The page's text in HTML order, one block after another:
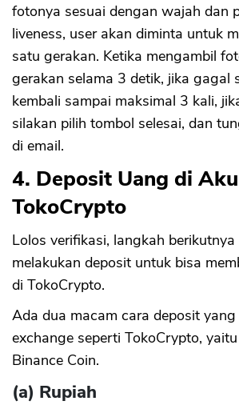
fotonya sesuai dengan wajah dan
liveness, user akan diminta untuk
satu gerakan. Ketika mengambil
gerakan selama 3 detik, jika gagal
kembali sampai maksimal 3 kali,
silakan pilih tombol selesai, dan
di email.
4. Deposit Uang di
TokoCrypto
Lolos verifikasi, langkah berikutnya
melakukan deposit untuk bisa
di TokoCrypto.
Ada dua macam cara deposit
exchange seperti TokoCrypto,
Binance Coin.
(a) Rupiah